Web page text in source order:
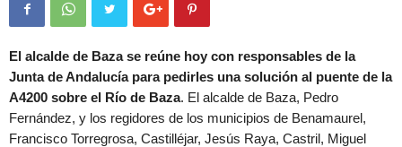
El alcalde de Baza se reúne hoy con responsables de la
Junta de Andalucía para pedirles una solución al puente de la
A4200 sobre el Río de Baza. El alcalde de Baza, Pedro
Fernández, y los regidores de los municipios de Benamaurel,
Francisco Torregrosa, Castilléjar, Jesús Raya, Castril, Miguel